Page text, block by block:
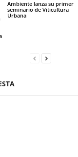
Ambiente lanza su primer
seminario de Viticultura
Urbana